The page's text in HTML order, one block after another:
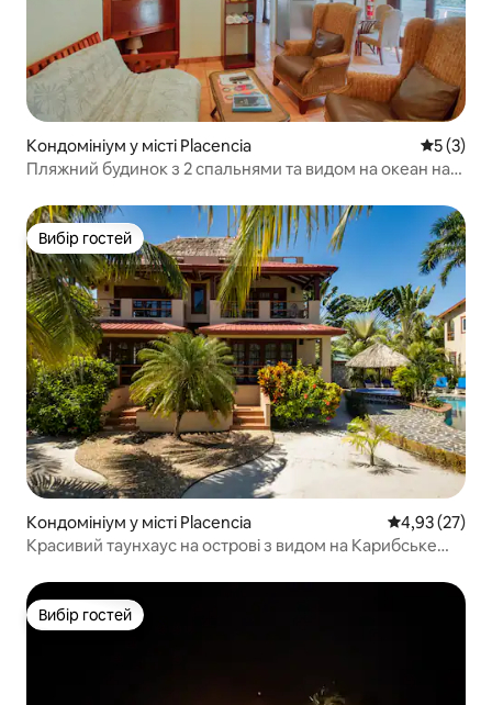
Кондомініум у місті Placencia Середня
5 (3)
Пляжний будинок з 2 спальнями та видом на океан на
Вибір гостей
Вибір гостей
Кондомініум у місті Placencia Середня
4,93 (27)
Красивий таунхаус на острові з видом на Карибське
Вибір гостей
Вибір гостей